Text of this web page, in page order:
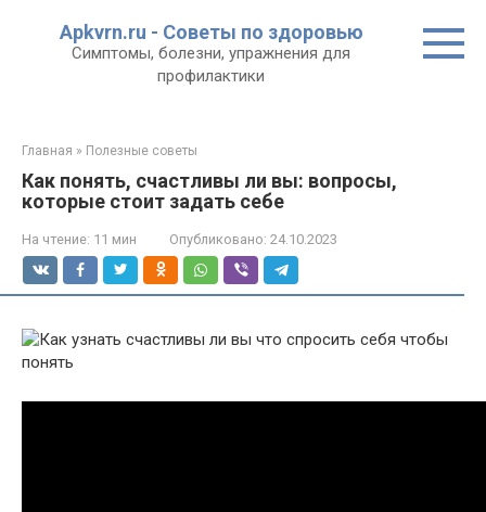
Apkvrn.ru - Советы по здоровью
Симптомы, болезни, упражнения для
профилактики
Главная » Полезные советы
Как понять, счастливы ли вы: вопросы,
которые стоит задать себе
На чтение: 11 мин Опубликовано: 24.10.2023